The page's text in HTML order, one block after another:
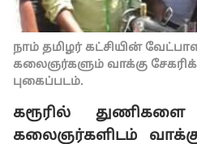
நாம் தமிழர் கட்சியின்
கலைஞர்களும் வாக்கு
புகைப்படம்.
கரூரில்
கலைஞர்களிடம்